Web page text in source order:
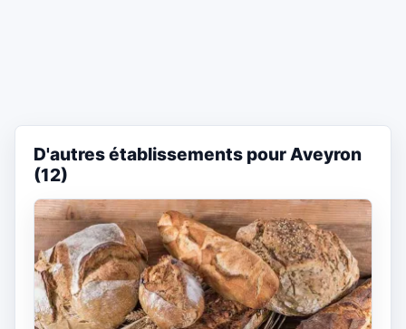
D'autres établissements pour Aveyron
(12)